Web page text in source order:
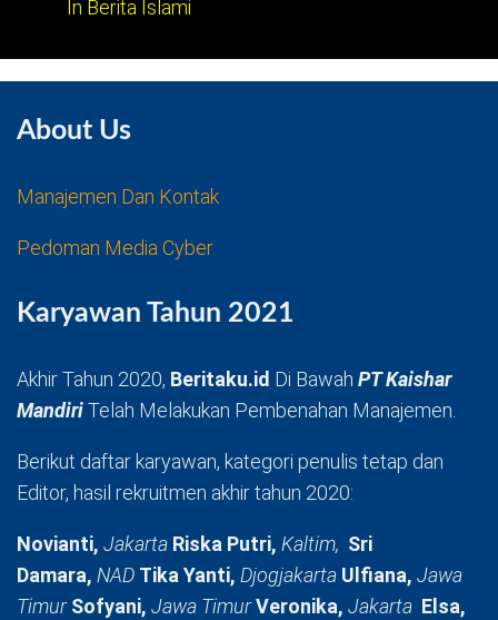
In Berita Islami
About Us
Manajemen Dan Kontak
Pedoman Media Cyber
Karyawan Tahun 2021
Akhir Tahun 2020, Beritaku.id Di Bawah PT Kaishar
MandiriTelah Melakukan Pembenahan Manajemen.
Berikut daftar karyawan, kategori penulis tetap dan
Editor, hasil rekruitmen akhir tahun 2020:
Novianti, Jakarta Riska Putri, Kaltim, Sri
Damara, NAD Tika Yanti, Djogjakarta Ulfiana, Jawa
TimurSofyani, Jawa TimurVeronika, Jakarta Elsa,